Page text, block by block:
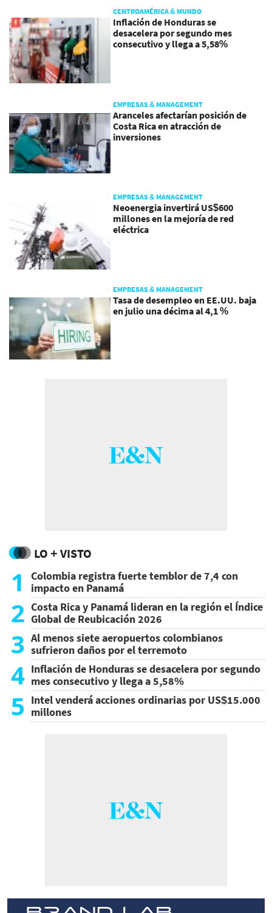
CENTROAMÉRICA & MUNDO
Inflación de Honduras se
desacelera por segundo mes
consecutivo y llega a 5,58%
EMPRESAS & MANAGEMENT
Aranceles afectarían posición de
Costa Rica en atracción de
inversiones
EMPRESAS & MANAGEMENT
Neoenergia invertirá US$600
millones en la mejoría de red
eléctrica
EMPRESAS & MANAGEMENT
Tasa de desempleo en EE.UU. baja
en julio una décima al 4,1 %
LO + VISTO
1
Colombia registra fuerte temblor de 7,4 con
impacto en Panamá
2 Costa Rica y Panamá lideran en la región el Índice
Global de Reubicación 2026
3 Al menos siete aeropuertos colombianos
sufrieron daños por el terremoto
4 Inflación de Honduras se desacelera por segundo
mes consecutivo y llega a 5,58%
5 Intel venderá acciones ordinarias por US$15.000
millones